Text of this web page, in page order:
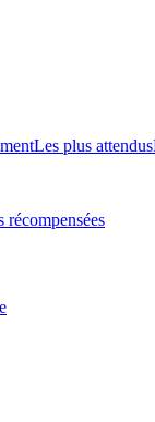
Les plus attendus
récompensées